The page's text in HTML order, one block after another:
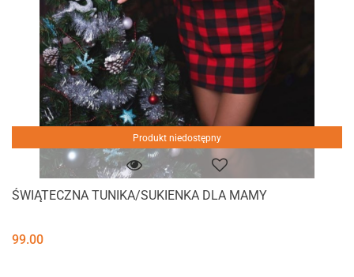
Produkt niedostępny
ŚWIĄTECZNA TUNIKA/SUKIENKA DLA MAMY
99.00